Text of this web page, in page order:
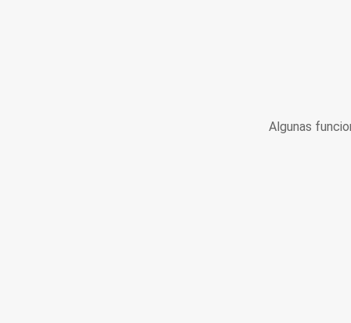
Algunas